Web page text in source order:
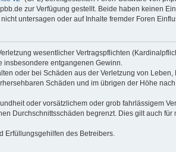
zur Verfügung gestellt. Beide haben keinen
untersagen oder auf Inhalte fremder Foren
wesentlicher Vertragspflichten
insbesondere entgangenen Gewinn.
oder bei Schäden aus der Verletzung von
Schäden und im übrigen der Höhe
oder vorsätzlichem oder grob fahrlässigem
Durchschnittsschäden begrenzt. Dies gilt auch
Erfüllungsgehilfen des Betreibers.